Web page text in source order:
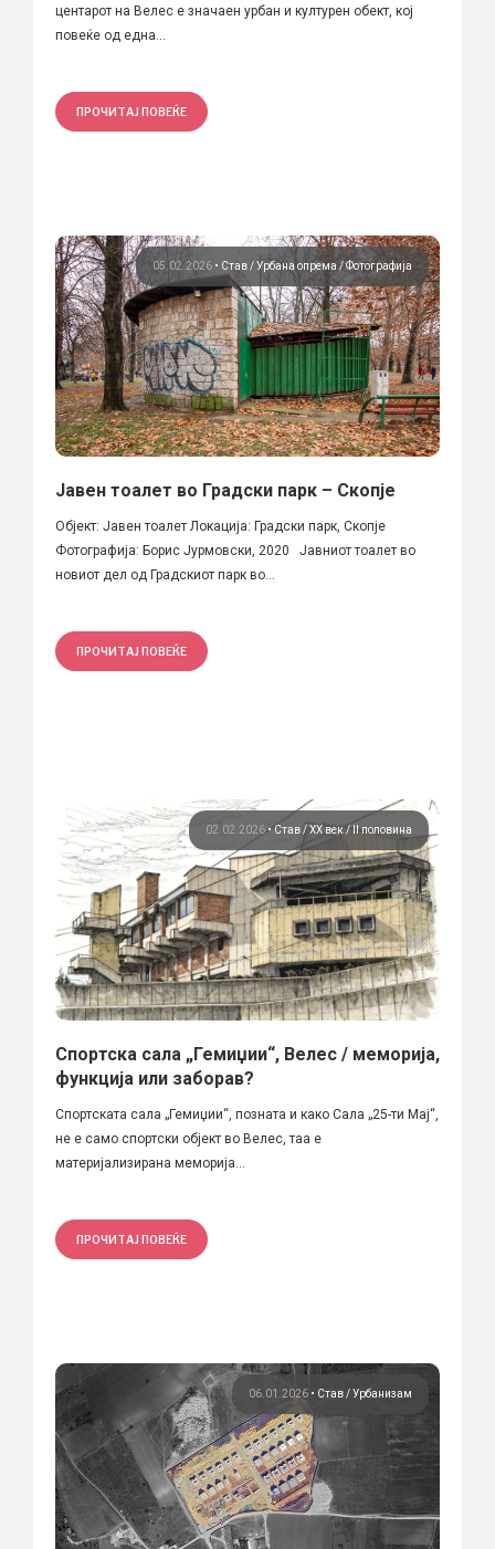
центарот на Велес е значаен урбан и културен обект, кој
повеќе од една...
ПРОЧИТАЈ ПОВЕЌЕ
05.02.2026 • Став Урбана опрема Фотографија
Јавен тоалет во Градски парк – Скопје
Објект: Јавен тоалет Локација: Градски парк, Скопје
Фотографија: Борис Јурмовски, 2020 Јавниот тоалет во
новиот дел од Градскиот парк во...
ПРОЧИТАЈ ПОВЕЌЕ
02.02.2026•Став ХХ век / II половина
Спортска сала „Гемиџии“, Велес / меморија,
функција или заборав?
Спортската сала „Гемиџии“, позната и како Сала „25-ти Мај“,
не е само спортски објект во Велес, таа е
материјализирана меморија...
ПРОЧИТАЈ ПОВЕЌЕ
06.01.2026 • Став Урбанизам